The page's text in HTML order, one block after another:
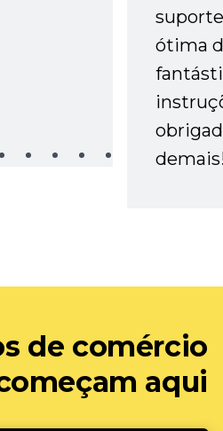
ótima
de comércio
aqui